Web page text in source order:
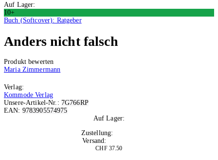
Auf Lager:
10+
Buch (Softcover): Ratgeber
Anders nicht falsch
Produkt bewerten
Maria Zimmermann
Verlag:
Kommode Verlag
Unsere-Artikel-Nr.: 7G766RP
EAN: 9783905574975
Auf Lager:
Zustellung:
Versand:
CHF 37.50